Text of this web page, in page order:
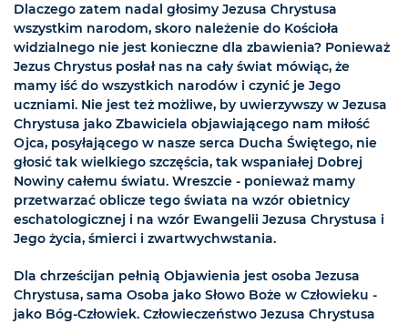
Dlaczego zatem nadal głosimy Jezusa Chrystusa
wszystkim narodom, skoro należenie do Kościoła
widzialnego nie jest konieczne dla zbawienia? Ponieważ
Jezus Chrystus posłał nas na cały świat mówiąc, że
mamy iść do wszystkich narodów i czynić je Jego
uczniami. Nie jest też możliwe, by uwierzywszy w Jezusa
Chrystusa jako Zbawiciela objawiającego nam miłość
Ojca, posyłającego w nasze serca Ducha Świętego, nie
głosić tak wielkiego szczęścia, tak wspaniałej Dobrej
Nowiny całemu światu. Wreszcie - ponieważ mamy
przetwarzać oblicze tego świata na wzór obietnicy
eschatologicznej i na wzór Ewangelii Jezusa Chrystusa i
Jego życia, śmierci i zwartwychwstania.
Dla chrześcijan pełnią Objawienia jest osoba Jezusa
Chrystusa, sama Osoba jako Słowo Boże w Człowieku -
jako Bóg-Człowiek. Człowieczeństwo Jezusa Chrystusa